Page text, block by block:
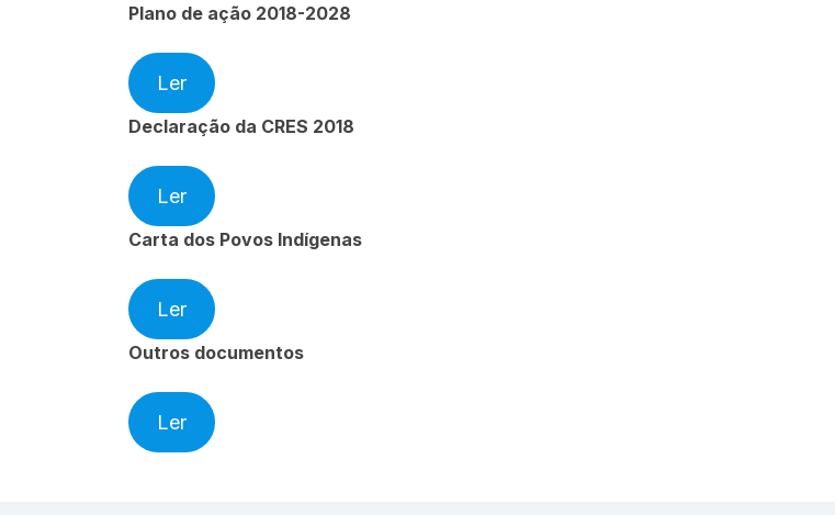
Plano de ação 2018-2028
Ler
Declaração da CRES 2018
Ler
Carta dos Povos Indígenas
Ler
Outros documentos
Ler